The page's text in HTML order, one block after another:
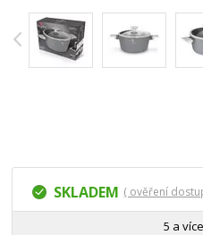
SKLADEM ( ověření
5 a